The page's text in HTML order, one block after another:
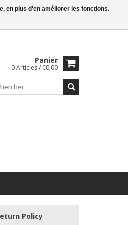
Se ConnecterouS'inscrire
Panier
0 Articles / €0,00
Policy
en plus d'en améliorer les fonctions.